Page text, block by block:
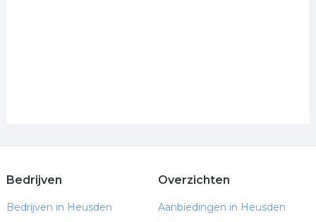
Bedrijven
Bedrijven in Heusden
Overzichten
Aanbiedingen in Heusden